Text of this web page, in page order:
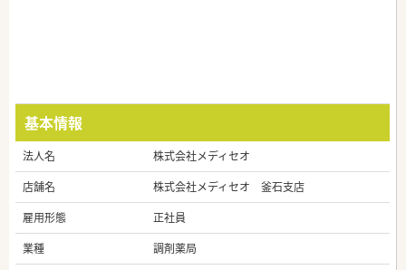
基本情報
法人名
株式会社メディセオ
店舗名
株式会社メディセオ 釜石支店
雇用形態
正社員
業種
調剤薬局